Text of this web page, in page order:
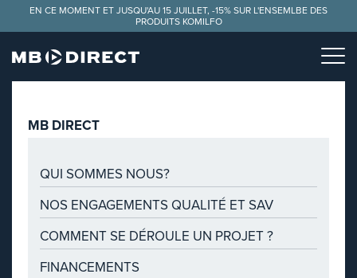
Panneau de gestion des cookies
EN CE MOMENT ET JUSQU'AU 15 JUILLET, -15% SUR L'ENSEMLBE DES
PRODUITS KOMILFO
MB DIRECT
QUI SOMMES NOUS?
NOS ENGAGEMENTS QUALITÉ ET SAV
COMMENT SE DÉROULE UN PROJET ?
FINANCEMENTS